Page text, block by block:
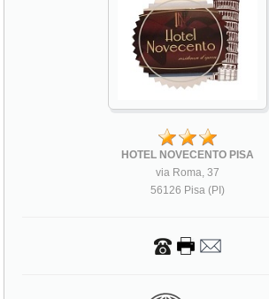
HOTEL NOVECENTO PISA
via Roma, 37
56126 Pisa (PI)